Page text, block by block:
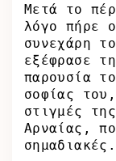
Μετά το
λόγο πήρε
συνεχάρη
εξέφρασε
παρουσία
σοφίας
στιγμές
Αρναίας,
σημαδιακές.